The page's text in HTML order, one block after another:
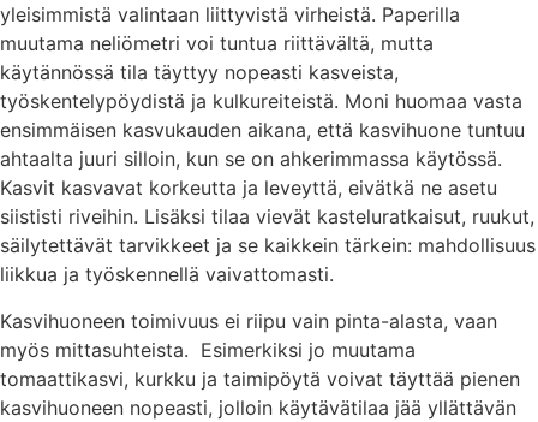
yleisimmistä valintaan liittyvistä virheistä. Paperilla
muutama neliömetri voi tuntua riittävältä, mutta
käytännössä tila täyttyy nopeasti kasveista,
työskentelypöydistä ja kulkureiteistä. Moni huomaa vasta
ensimmäisen kasvukauden aikana, että kasvihuone tuntuu
ahtaalta juuri silloin, kun se on ahkerimmassa käytössä.
Kasvit kasvavat korkeutta ja leveyttä, eivätkä ne asetu
siististi riveihin. Lisäksi tilaa vievät kasteluratkaisut, ruukut,
säilytettävät tarvikkeet ja se kaikkein tärkein: mahdollisuus
liikkua ja työskennellä vaivattomasti.
Kasvihuoneen toimivuus ei riipu vain pinta-alasta, vaan
myös mittasuhteista. Esimerkiksi jo muutama
tomaattikasvi, kurkku ja taimipöytä voivat täyttää pienen
kasvihuoneen nopeasti, jolloin käytävätilaa jää yllättävän